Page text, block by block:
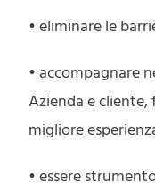
• eliminare le
• accompagnare
Azienda e
migliore
• essere